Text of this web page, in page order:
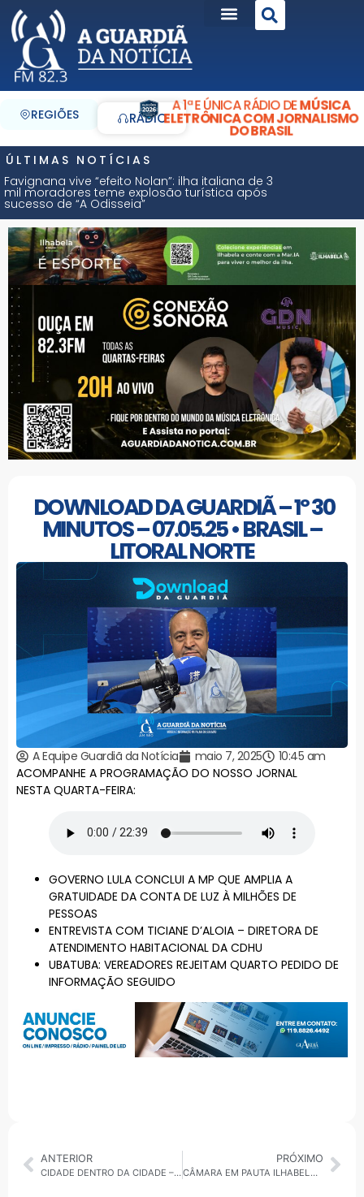
REGIÕES RÁDIO
A 1ª E ÚNICA RÁDIO DEMÚSICA
ELETRÔNICA COM JORNALISMO
DO BRASIL
ÚLTIMAS NOTÍCIAS
Favignana vive “efeito Nolan”: ilha italiana de 3
mil moradores teme explosão turística após
sucesso de “A Odisseia”
DOWNLOAD DA GUARDIÃ – 1º 30
MINUTOS – 07.05.25 • BRASIL –
LITORAL NORTE
A Equipe Guardiã da Notícia maio 7, 2025
10:45 am
ACOMPANHE A PROGRAMAÇÃO DO NOSSO JORNAL
NESTA QUARTA-FEIRA:
GOVERNO LULA CONCLUI A MP QUE AMPLIA A
GRATUIDADE DA CONTA DE LUZ À MILHÕES DE
PESSOAS
ENTREVISTA COM TICIANE D’ALOIA – DIRETORA DE
ATENDIMENTO HABITACIONAL DA CDHU
UBATUBA: VEREADORES REJEITAM QUARTO PEDIDO DE
INFORMAÇÃO SEGUIDO
ANTERIOR
CIDADE DENTRO DA CIDADE – 4º 30 MIN – 07.05.25
PRÓXIMO
CÂMARA EM PAUTA ILHABELA: APROVADAS CONTAS DE 2021 DA PREFEITURA MESMO COM PARECER CONTRÁRIO DO TCE-SP